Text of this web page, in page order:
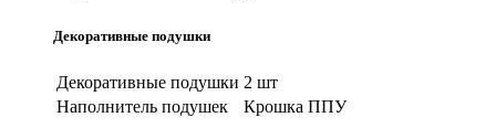
Декоративные подушки
Декоративные подушки 2 шт
Наполнитель подушек
Крошка ППУ